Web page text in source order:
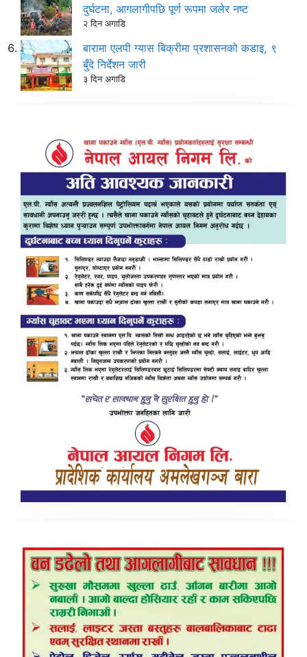
दुर्घटना, आगलागीपछि पूर्ण रूपमा जलेर नष्ट
२ दिन अगाडि
बारामा एलपी ग्यास बिक्रीमा प्रशासनको कडाइ, ९
बुँदे निर्देशन जारी
३ दिन अगाडि